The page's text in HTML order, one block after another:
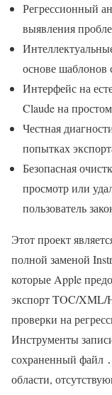
Регрессионный
выявления
основе шаблонов
Интерфейс на
Claude на
Честная
попытках
Безопасная
просмотр или
пользователь
Этот проект
полной заменой
которые Apple
экспорт TOC/XML/
проверки на
Инструменты
сохраненный файл
области,